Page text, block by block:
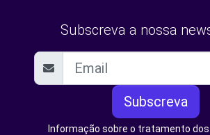
Subscreva a nossa
Subscreva
Informação sobre o tratamento